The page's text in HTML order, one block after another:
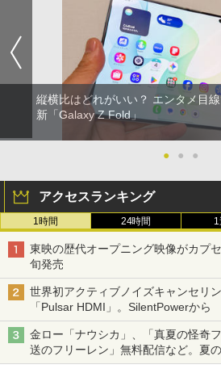
縦横比はどれがいい？ エンタメ目
新「Galaxy Z Fold」
● ● ●
アクセスランキング
1時間 24時間
東映の歴代オープニング映像がカプ
旬発売
世界初アクティブノイズキャンセリ
「Pulsar HDMI」。SilentPowerから
金ロー「ナウシカ」、「真夏の怪奇
送のフリーレン」無料配信など。夏